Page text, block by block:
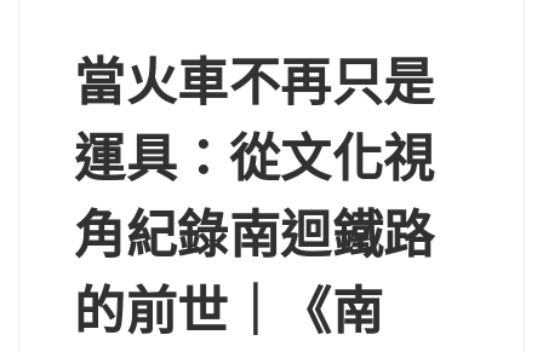
當火車不再只是
運具：從文化視
角紀錄南迴鐵路
的前世｜《南